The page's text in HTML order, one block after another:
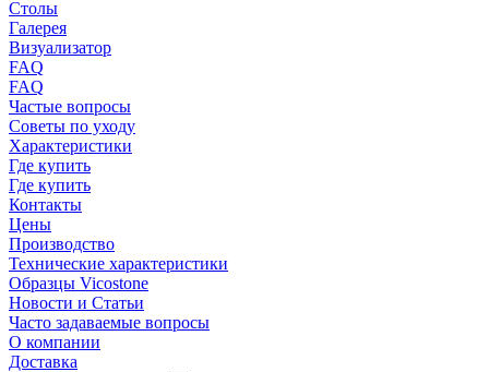
Столы
Галерея
Визуализатор
FAQ
FAQ
Частые вопросы
Советы по уходу
Характеристики
Где купить
Где купить
Контакты
Цены
Производство
Технические характеристики
Образцы Vicostone
Новости и Статьи
Часто задаваемые вопросы
О компании
Доставка